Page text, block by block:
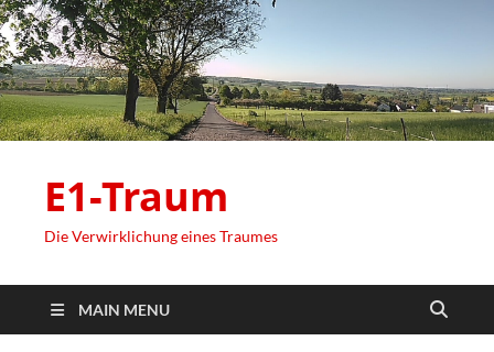
E1-Traum
Die Verwirklichung eines Traumes
MAIN MENU